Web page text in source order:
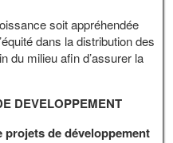
soit appréhendée
dans la distribution des
du milieu afin d’assurer la
DEVELOPPEMENT
projets de développement